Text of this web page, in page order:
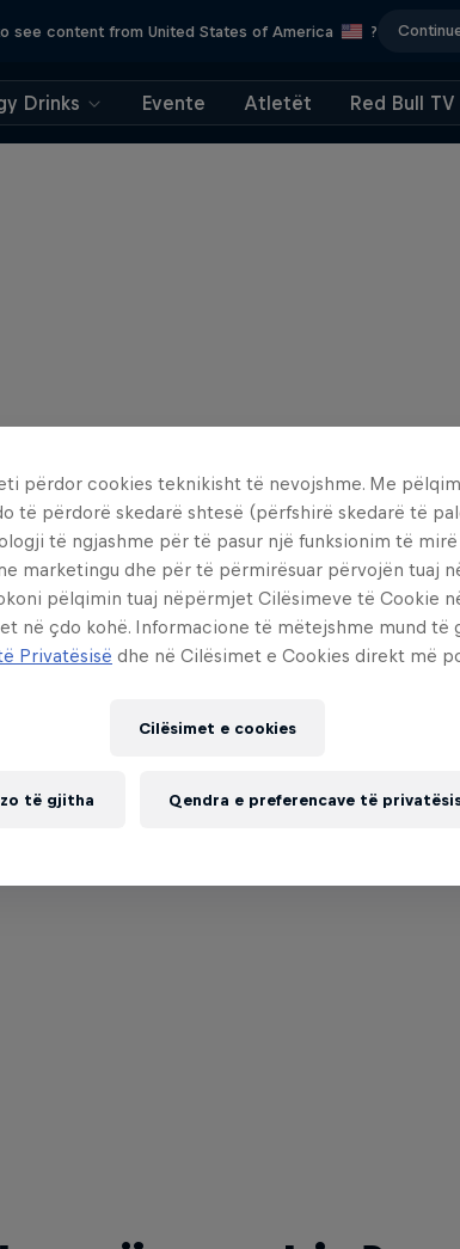
see content from United States of America ?
Drinks Evente Atletët Red Bull TV
përdor cookies teknikisht të nevojshme. Me
të përdorë skedarë shtesë (përfshirë skedarë të
të ngjashme për të pasur një funksionim të mirë
marketingu dhe për të përmirësuar përvojën tuaj
pëlqimin tuaj nëpërmjet Cilësimeve të Cookie
në çdo kohë. Informacione të mëtejshme mund të
Privatësisë dhe në Cilësimet e Cookies direkt më
Cilësimet e cookies
të gjitha Qendra e preferencave të